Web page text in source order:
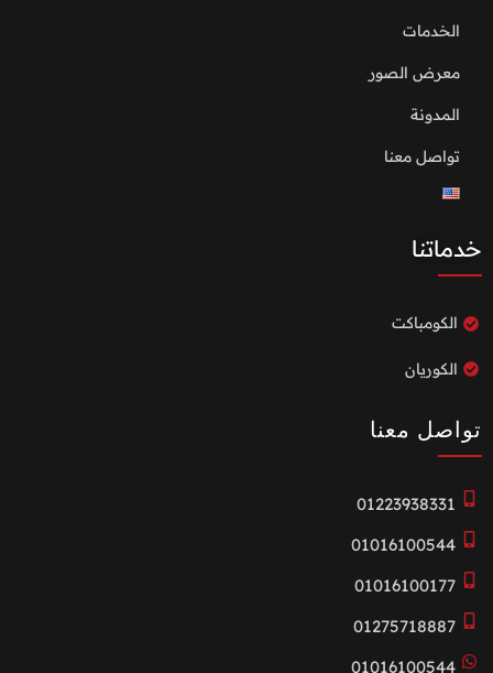
الخدمات
معرض الصور
المدونة
تواصل معنا
خدماتنا
الكومباكت
الكوريان
تواصل معنا
01223938331
01016100544
01016100177
01275718887
01016100544